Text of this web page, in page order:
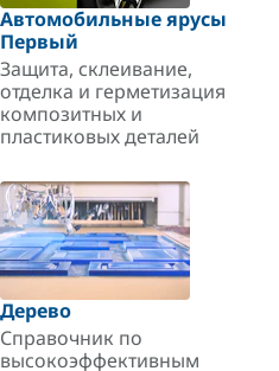
Автомобильные ярусы
Первый
Защита, склеивание,
отделка и герметизация
композитных и
пластиковых деталей
Дерево
Справочник по
высокоэффективным